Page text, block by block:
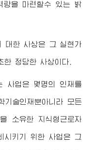
량을 마련할수 있는 밝
대한 사상은 그 실현가
한 정당한 사상이다.
사업은 몇명의 인재를
기술인재뿐아니라 모든
소유한 지식형근로자
시키기 위한 사업은 그